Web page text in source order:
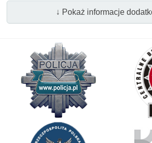
↓ Pokaż informacje